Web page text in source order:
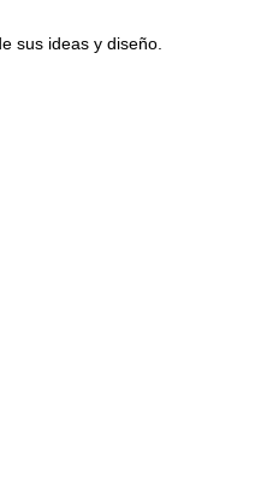
sus ideas y diseño.